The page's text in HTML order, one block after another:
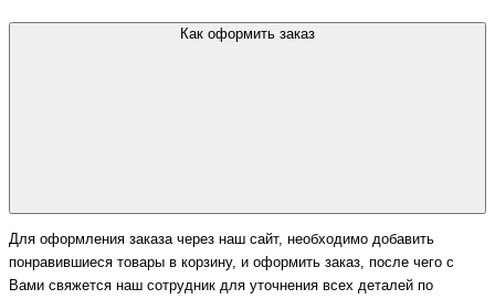
Как оформить заказ
Для оформления заказа через наш сайт, необходимо добавить
понравившиеся товары в корзину, и оформить заказ, после чего с
Вами свяжется наш сотрудник для уточнения всех деталей по